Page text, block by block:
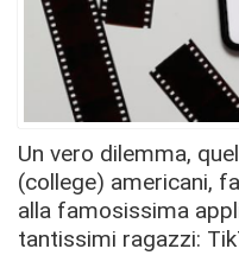
Un vero dilemma,
(college) americani,
alla famosissima
tantissimi ragazzi: